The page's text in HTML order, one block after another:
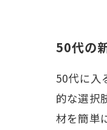
50代の
50代に入
的な選択
材を簡単